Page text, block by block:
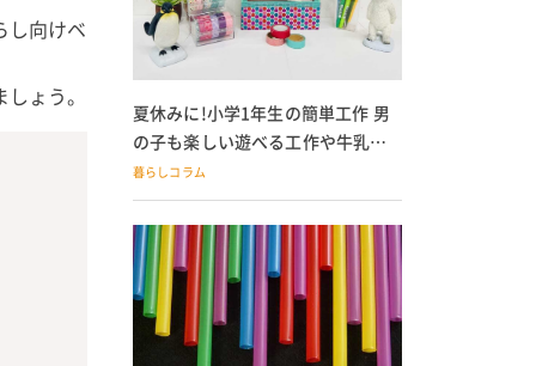
し向けベ
ょう。
夏休みに!小学1年生の簡単工作 男
の子も楽しい遊べる工作や牛乳パ
ック貯金箱も
暮らしコラム